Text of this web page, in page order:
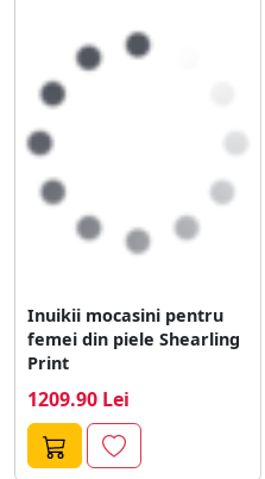
Inuikii mocasini pentru
femei din piele Shearling
Print
1209.90 Lei